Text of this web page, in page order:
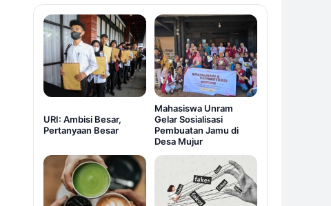
URI: Ambisi Besar,
Pertanyaan Besar
Mahasiswa Unram
Gelar Sosialisasi
Pembuatan Jamu di
Desa Mujur